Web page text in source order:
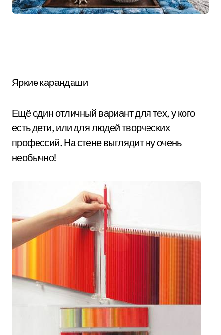
Яркие карандаши
Ещё один отличный вариант для тех, у кого
есть дети, или для людей творческих
профессий. На стене выглядит ну очень
необычно!